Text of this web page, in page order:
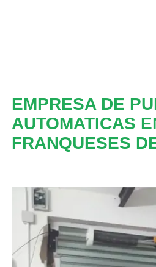
EMPRESA DE
AUTOMATICAS
FRANQUESES